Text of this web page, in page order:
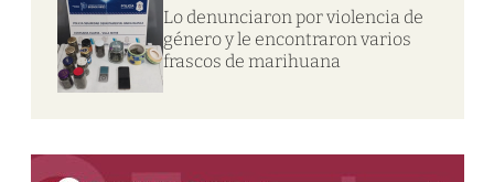
Lo denunciaron por violencia de
género y le encontraron varios
frascos de marihuana